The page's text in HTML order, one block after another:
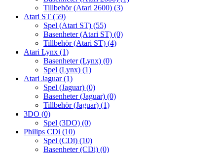
Tillbehör (Atari 2600) (3)
Atari ST (59)
Spel (Atari ST) (55)
Basenheter (Atari ST) (0)
Tillbehör (Atari ST) (4)
Atari Lynx (1)
Basenheter (Lynx) (0)
Spel (Lynx) (1)
Atari Jaguar(1)
Spel (Jaguar) (0)
Basenheter (Jaguar) (0)
Tillbehör (Jaguar) (1)
3DO (0)
Spel (3DO) (0)
Philips CDi (10)
Spel (CDi) (10)
Basenheter (CDi) (0)